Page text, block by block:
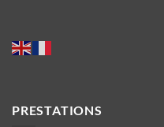
PRESTATIONS